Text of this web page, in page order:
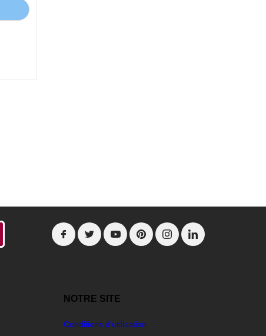
NOTRE SITE
Conditions d'utilisation